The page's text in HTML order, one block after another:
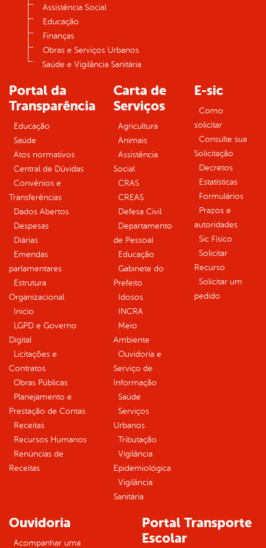
Assistência Social
Educação
Finanças
Obras e Serviços Urbanos
Saúde e Vigilância Sanitária
Portal da
Transparência
Educação
Saúde
Atos normativos
Central de Dúvidas
Convênios e
Transferências
Dados Abertos
Despesas
Diárias
Emendas
parlamentares
Estrutura
Organizacional
Inicio
LGPD e Governo
Digital
Licitações e
Contratos
Obras Públicas
Planejamento e
Prestação de Contas
Receitas
Recursos Humanos
Renúncias de
Receitas
Carta de
Serviços
Agricultura
Animais
Assistência
Social
CRAS
CREAS
Defesa Civil
Departamento
de Pessoal
Educação
Gabinete do
Prefeito
Idosos
INCRA
Meio
Ambiente
Ouvidoria e
Serviço de
Informação
Saúde
Serviços
Urbanos
Tributação
Vigilância
Epidemiológica
Vigilância
Sanitária
E-sic
Como
solicitar
Consulte sua
Solicitação
Decretos
Estatísticas
Formulários
Prazos e
autoridades
Sic Físico
Solicitar
Recurso
Solicitar um
pedido
Ouvidoria
Acompanhar uma
Portal Transporte
Escolar